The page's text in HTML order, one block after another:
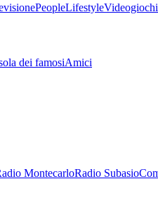
PeopleLifestyleVideogiochi
dei famosiAmici
MontecarloRadio Subasio